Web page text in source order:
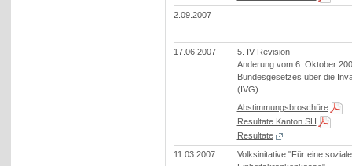
2.09.2007
17.06.2007
5. IV-Revision
Änderung vom 6. Oktober
Bundesgesetzes über die
(IVG)
Abstimmungsbroschüre
Resultate Kanton SH
Resultate
11.03.2007
Volksinitative "Für eine soziale